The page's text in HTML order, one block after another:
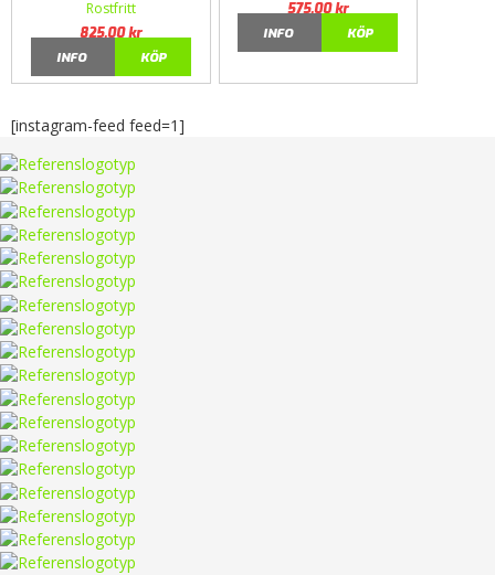
Rostfritt
825,00kr
INFO
KÖP
575,00kr
INFO
KÖP
[instagram-feed feed=1]